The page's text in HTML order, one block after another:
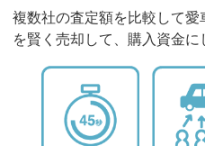
複数社の査定額を比較して
を賢く売却して、購入資金に